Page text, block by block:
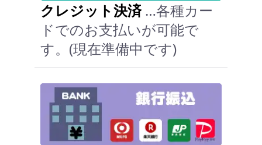
クレジット決済…各種カー
ドでのお支払いが可能で
す。(現在準備中です)